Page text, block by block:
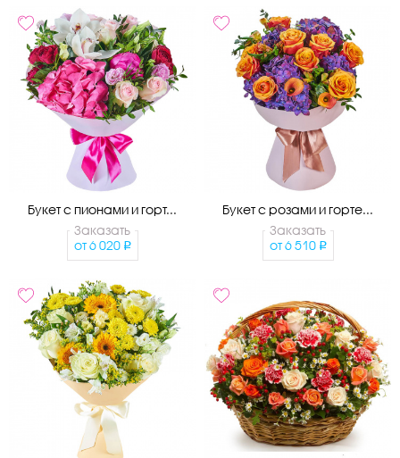
Букет с пионами и горт...
Заказать
от 6 020
Букет с розами и горте...
Заказать
от 6 510